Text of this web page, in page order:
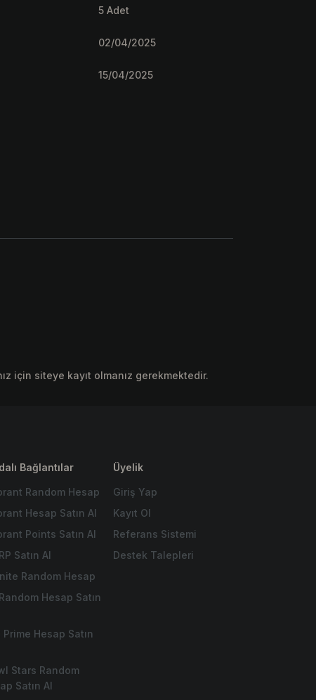
5 Adet
02/04/2025
15/04/2025
için siteye kayıt olmanız gerekmektedir.
Bağlantılar
Random Hesap
Hesap Satın Al
Points Satın Al
Satın Al
Random Hesap
Hesap Satın
Prime Hesap Satın
Stars Random
Satın Al
Üyelik
Giriş Yap
Kayıt Ol
Referans Sistemi
Destek Talepleri